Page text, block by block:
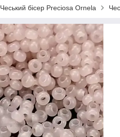
Чеський бісер Preciosa Ornela